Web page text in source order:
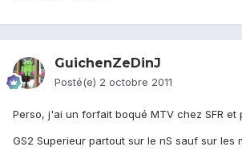
GuichenZeDinJ
Posté(e) 2 octobre 2011
Perso, j'ai un forfait boqué MTV chez SFR et
GS2 Superieur partout sur le nS sauf sur les